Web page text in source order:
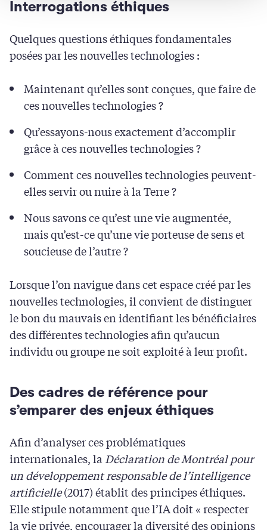
Interrogations éthiques
Quelques questions éthiques fondamentales
posées par les nouvelles technologies :
Maintenant qu’elles sont conçues, que faire de
ces nouvelles technologies ?
Qu’essayons-nous exactement d’accomplir
grâce à ces nouvelles technologies ?
Comment ces nouvelles technologies peuvent-
elles servir ou nuire à la Terre ?
Nous savons ce qu’est une vie augmentée,
mais qu’est-ce qu’une vie porteuse de sens et
soucieuse de l’autre ?
Lorsque l’on navigue dans cet espace créé par les
nouvelles technologies, il convient de distinguer
le bon du mauvais en identifiant les bénéficiaires
des différentes technologies afin qu’aucun
individu ou groupe ne soit exploité à leur profit.
Des cadres de référence pour
s’emparer des enjeux éthiques
Afin d’analyser ces problématiques
internationales, la Déclaration de Montréal pour
un développement responsable de l’intelligence
artificielle(2017) établit des principes éthiques.
Elle stipule notamment que l’IA doit « respecter
la vie privée, encourager la diversité des opinions